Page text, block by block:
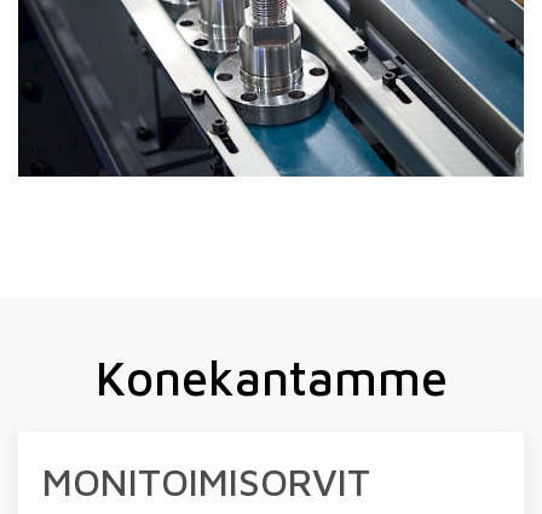
Konekantamme
MONITOIMISORVIT